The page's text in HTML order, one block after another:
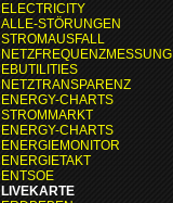
ELECTRICITY
ALLE-STÖRUNGEN
STROMAUSFALL
NETZFREQUENZMESSUNG
EBUTILITIES
NETZTRANSPARENZ
ENERGY-CHARTS
STROMMARKT
ENERGY-CHARTS
ENERGIEMONITOR
ENERGIETAKT
ENTSOE
LIVEKARTE